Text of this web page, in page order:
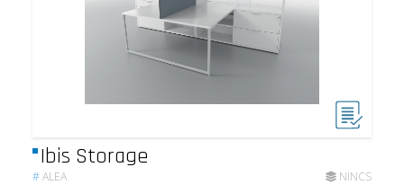
Ibis Storage
#ALEA NINCS